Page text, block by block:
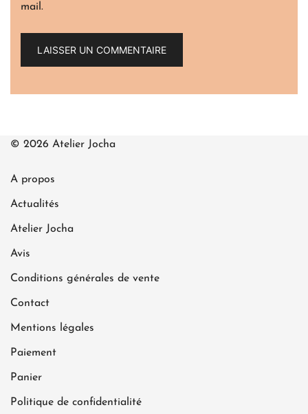
mail.
© 2026 Atelier Jocha
A propos
Actualités
Atelier Jocha
Avis
Conditions générales de vente
Contact
Mentions légales
Paiement
Panier
Politique de confidentialité